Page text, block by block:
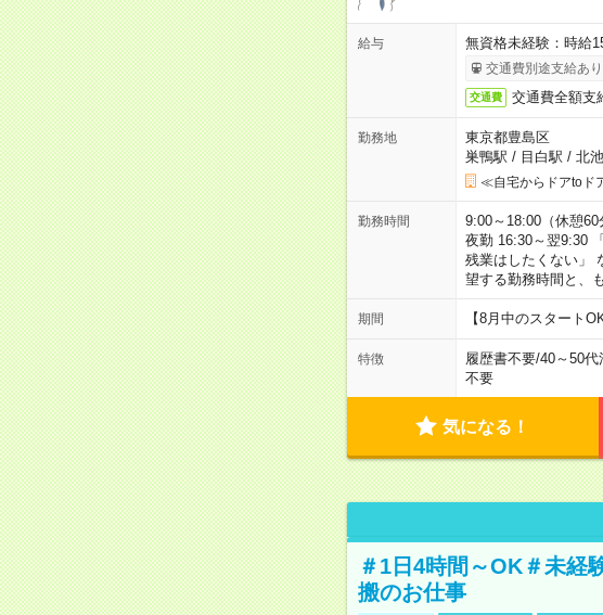
給与 無資格未経験：時
交通費別途支給あり
交通費 交通費全額支
勤務地
東京都豊島区
巣鴨駅 / 目白駅 / 北
≪自宅からドアtoド
勤務時間
9:00～18:00（休憩
夜勤 16:30～翌9:30
残業はしたくない」
望する勤務時間と、
期間 【8月中のスタート
特徴 履歴書不要/40～50代
不要
気になる！
＃1日4時間～OK＃未経
搬のお仕事